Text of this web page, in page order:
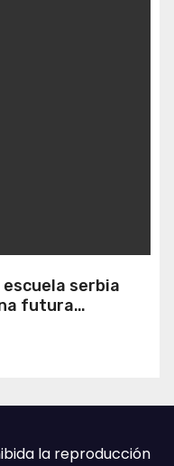
serbia
futura
la reproducción